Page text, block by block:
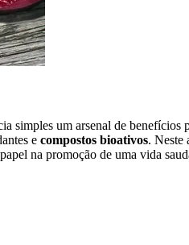
simples um arsenal de benefícios
e compostos bioativos. Neste
na promoção de uma vida